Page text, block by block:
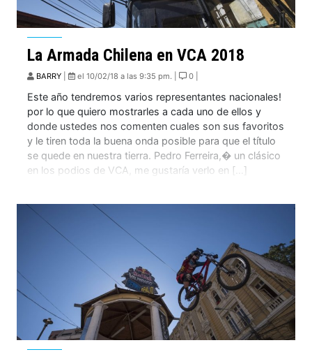
La Armada Chilena en VCA 2018
BARRY el 10/02/18 a las 9:35 pm. | 0 |
Este año tendremos varios representantes nacionales!
por lo que quiero mostrarles a cada uno de ellos y
donde ustedes nos comenten cuales son sus favoritos
y le tiren toda la buena onda posible para que el título
se quede en nuestra tierra. Pedro Ferreira,� un clásico
en los podios de VCA, me gustaría verlo en […]